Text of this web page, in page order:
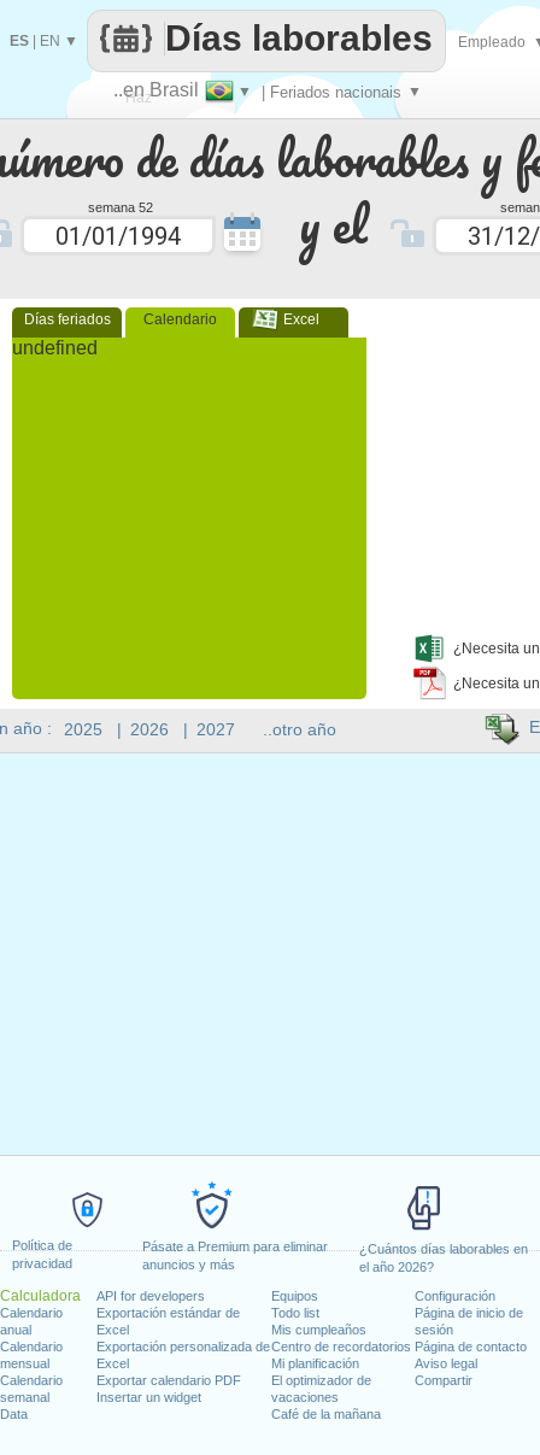
Política de
privacidad
Pásate a Premium para eliminar
anuncios y más
¿Cuántos días laborables en
el año 2026?
Calculadora
Calendario
anual
Calendario
mensual
Calendario
semanal
Data
API for developers
Exportación estándar de
Excel
Exportación personalizada de
Excel
Exportar calendario PDF
Insertar un widget
Equipos
Todo list
Mis cumpleaños
Centro de recordatorios
Mi planificación
El optimizador de
vacaciones
Café de la mañana
Configuración
Página de inicio de
sesión
Página de contacto
Aviso legal
Compartir
de días laborables y
semana 52 y el
Días feriados Calendario Excel
undefined
¿Necesita
¿Necesita
Haz
que
..en Brasil ▼ | Feriados nacionais ▼
Días laborables
ES EN ▼ Empleado
año : 2025 | 2026 | 2027 ..otro año